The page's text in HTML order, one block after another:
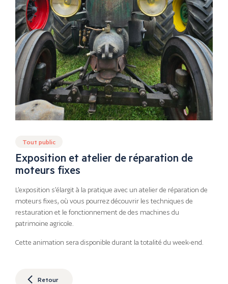
Tout public
Exposition et atelier de réparation de
moteurs fixes
L’exposition s’élargit à la pratique avec un atelier de réparation de
moteurs fixes, où vous pourrez découvrir les techniques de
restauration et le fonctionnement de des machines du
patrimoine agricole.
Cette animation sera disponible durant la totalité du week-end.
Retour